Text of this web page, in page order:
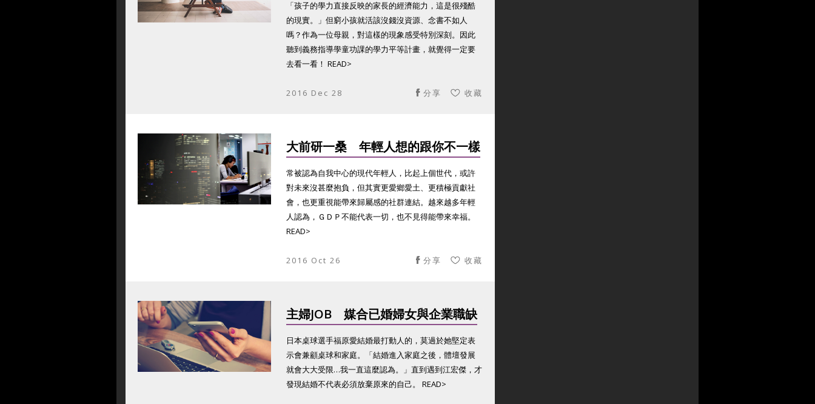
「孩子的學力直接反映的家長的經濟能力，這是很殘酷
的現實。」但窮小孩就活該沒錢沒資源、念書不如人
嗎？作為一位母親，對這樣的現象感受特別深刻。因此
聽到義務指導學童功課的學力平等計畫，就覺得一定要
去看一看！ READ>
2016 Dec 28 收藏
分享
大前研一桑 年輕人想的跟你不一樣
常被認為自我中心的現代年輕人，比起上個世代，或許
對未來沒甚麼抱負，但其實更愛鄉愛土、更積極貢獻社
會，也更重視能帶來歸屬感的社群連結。越來越多年輕
人認為，ＧＤＰ不能代表一切，也不見得能帶來幸福。
READ>
2016 Oct 26 收藏
分享
主婦JOB 媒合已婚婦女與企業職缺
日本桌球選手福原愛結婚最打動人的，莫過於她堅定表
示會兼顧桌球和家庭。「結婚進入家庭之後，體壇發展
就會大大受限…我一直這麼認為。」直到遇到江宏傑，才
發現結婚不代表必須放棄原來的自己。 READ>